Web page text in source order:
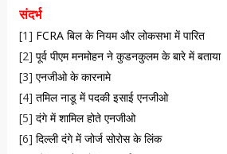
संदर्भ
[1] FCRA बिल के नियम और लोकसभा में पारित
[2] पूर्व पीएम मनमोहन ने कुडनकुलम के बारे में बताया
[3] एनजीओ के कारनामे
[4] तमिल नाडू में पदकी इसाई एनजीओ
[5] दंगे में शामिल होते एनजीओ
[6] दिल्ली दंगे में जोर्ज सोरोस के लिंक